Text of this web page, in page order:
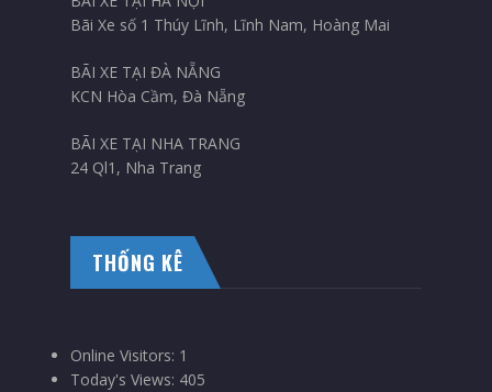
Bãi Xe số 1 Thúy Lĩnh, Lĩnh Nam, Hoàng Mai
BÃI XE TẠI ĐÀ NẴNG
KCN Hòa Cầm, Đà Nẵng
BÃI XE TẠI NHA TRANG
24 Ql1, Nha Trang
THỐNG KÊ
Online Visitors: 1
Today's Views: 405